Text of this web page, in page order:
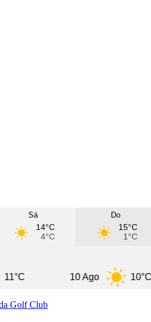
Sá
14°C
4°C
Do
15°C
1°C
10°C